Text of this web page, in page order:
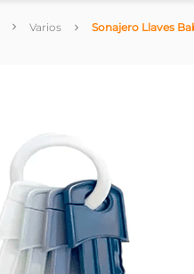
Varios Sonajero Llaves